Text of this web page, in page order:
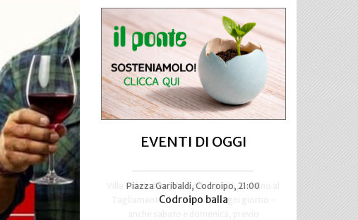
EVENTI DI OGGI
Villa Manin, Passariano di Codroipo
“Nuda Veritas” di Klimt in mostra a
Piazza Garibaldi, Codroipo, 21:00
Codroipo balla